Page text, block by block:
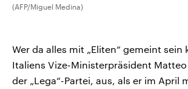
(AFP/Miguel Medina)
Wer da alles mit „Eliten“ gemeint
Italiens Vize-Ministerpräsident
der „Lega“-Partei, aus, als er im April